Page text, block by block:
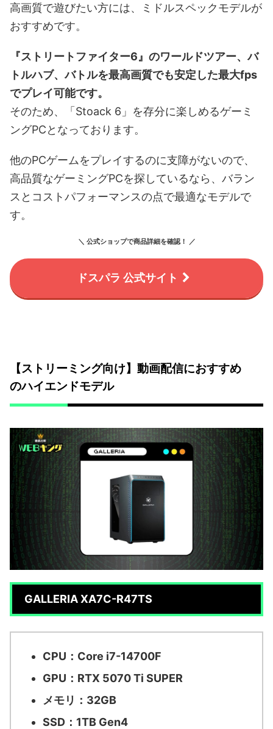
高画質で遊びたい方には、ミドルスペックモデルが
おすすめです。
『ストリートファイター6』のワールドツアー、バ
トルハブ、バトルを最高画質でも安定した最大fps
でプレイ可能です。
そのため、「Stoack 6」を存分に楽しめるゲーミ
ングPCとなっております。
他のPCゲームをプレイするのに支障がないので、
高品質なゲーミングPCを探しているなら、バラン
スとコストパフォーマンスの点で最適なモデルで
す。
＼ 公式ショップで商品詳細を確認！ ／
ドスパラ 公式サイト
【ストリーミング向け】動画配信におすすめ
のハイエンドモデル
GALLERIA XA7C-R47TS
CPU：Core i7-14700F
GPU：RTX 5070 Ti SUPER
メモリ：32GB
SSD：1TB Gen4